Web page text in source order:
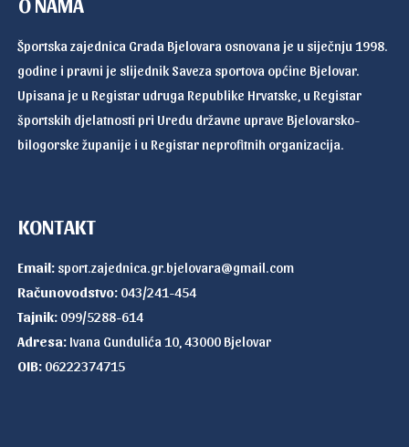
Športska zajednica Grada Bjelovara osnovana je u siječnju 1998.
godine i pravni je slijednik Saveza sportova općine Bjelovar.
Upisana je u Registar udruga Republike Hrvatske, u Registar
športskih djelatnosti pri Uredu državne uprave Bjelovarsko-
bilogorske županije i u Registar neprofitnih organizacija.
KONTAKT
Email: sport.zajednica.gr.bjelovara@gmail.com
Računovodstvo: 043/241-454
Tajnik: 099/5288-614
Adresa: Ivana Gundulića 10, 43000 Bjelovar
OIB: 06222374715